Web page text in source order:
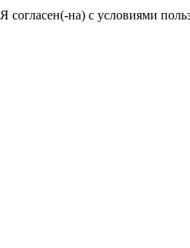
Я согласен(-на) с условиями